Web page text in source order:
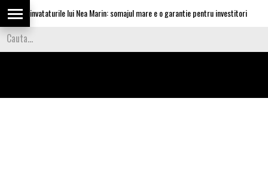
invataturile lui Nea Marin: somajul mare e o garantie pentru investitori